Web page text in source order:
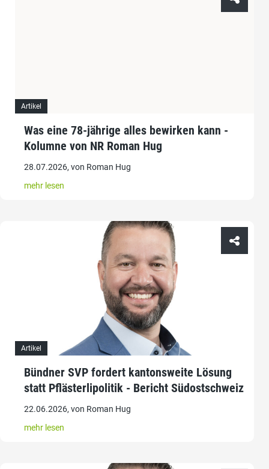
Artikel
Was eine 78-jährige alles bewirken kann -
Kolumne von NR Roman Hug
28.07.2026, von Roman Hug
mehr lesen
Artikel
Bündner SVP fordert kantonsweite Lösung
statt Pflästerlipolitik - Bericht Südostschweiz
22.06.2026, von Roman Hug
mehr lesen